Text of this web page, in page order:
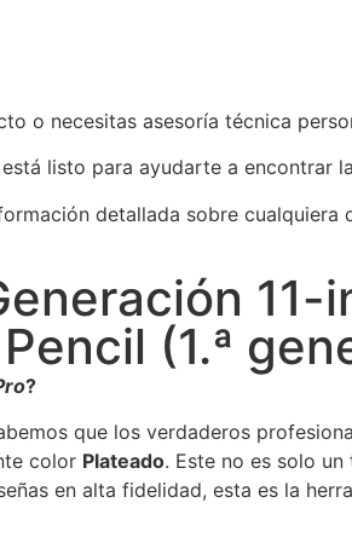
o necesitas asesoría técnica
listo para ayudarte a encontrar
detallada sobre
(1.ª
?
que los verdaderos
color Plateado. Este no es solo
en alta fidelidad, esta es la